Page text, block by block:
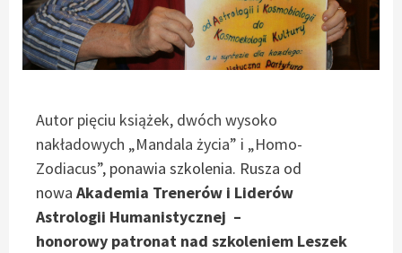
Autor pięciu książek, dwóch wysoko
nakładowych „Mandala życia” i „Homo-
Zodiacus”, ponawia szkolenia. Rusza od
nowa Akademia Trenerów i Liderów
Astrologii Humanistycznej –
honorowy patronat nad szkoleniem Leszek